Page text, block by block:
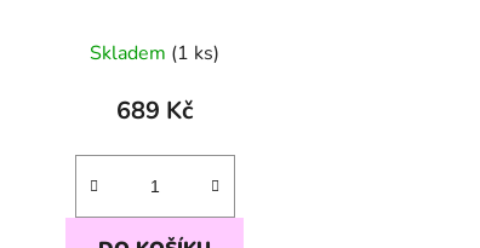
Skladem (1 ks)
689 Kč